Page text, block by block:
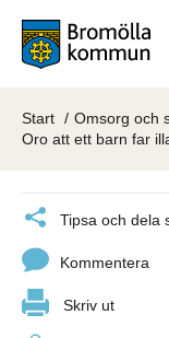
Start Omsorg och
Oro att ett barn far
Tipsa och dela
Kommentera
Skriv ut